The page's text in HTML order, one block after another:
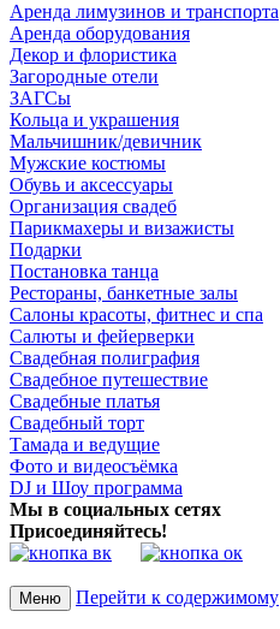
Аренда лимузинов и транспорта
Аренда оборудования
Декор и флористика
Загородные отели
ЗАГСы
Кольца и украшения
Мальчишник/девичник
Мужские костюмы
Обувь и аксессуары
Организация свадеб
Парикмахеры и визажисты
Подарки
Постановка танца
Рестораны, банкетные залы
Салоны красоты, фитнес и спа
Салюты и фейерверки
Свадебная полиграфия
Свадебное путешествие
Свадебные платья
Свадебный торт
Тамада и ведущие
Фото и видеосъёмка
DJ и Шоу программа
Мы в социальных сетях
Присоединяйтесь!
Меню Перейти к содержимому